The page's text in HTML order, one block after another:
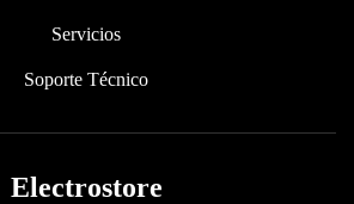
Servicios
Soporte Técnico
Electrostore